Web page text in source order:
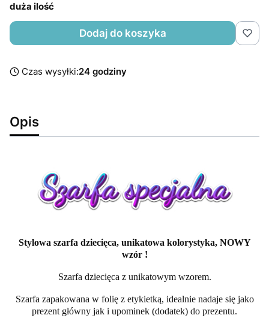
duża ilość
Dodaj do koszyka
Czas wysyłki:24 godziny
Opis
Stylowa szarfa dziecięca, unikatowa kolorystyka, NOWY
wzór !
Szarfa dziecięca z unikatowym wzorem.
Szarfa zapakowana w folię z etykietką, idealnie nadaje się jako
prezent główny jak i upominek (dodatek) do prezentu.